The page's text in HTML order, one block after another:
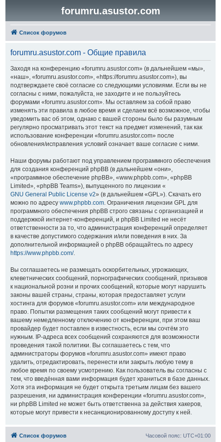
forumru.asustor.com
Список форумов
forumru.asustor.com - Общие правила
Заходя на конференцию «forumru.asustor.com» (в дальнейшем «мы»,
«наш», «forumru.asustor.com», «https://forumru.asustor.com»), вы
подтверждаете своё согласие со следующими условиями. Если вы не
согласны с ними, пожалуйста, не заходите и не пользуйтесь
форумами «forumru.asustor.com». Мы оставляем за собой право
изменять эти правила в любое время и сделаем всё возможное, чтобы
уведомить вас об этом, однако с вашей стороны было бы разумным
регулярно просматривать этот текст на предмет изменений, так как
использование конференции «forumru.asustor.com» после
обновления/исправления условий означает ваше согласие с ними.
Наши форумы работают под управлением программного обеспечения
для создания конференций phpBB (в дальнейшем «они»,
«программное обеспечение phpBB», «www.phpbb.com», «phpBB
Limited», «phpBB Teams»), выпущенного по лицензии «
GNU General Public License v2» (в дальнейшем «GPL»). Скачать его
можно по адресу www.phpbb.com. Ограничения лицензии GPL для
программного обеспечения phpBB строго связаны с организацией и
поддержкой интернет-конференций, и phpBB Limited не несёт
ответственности за то, что администрация конференций определяет
в качестве допустимого содержания и/или поведения в них. За
дополнительной информацией о phpBB обращайтесь по адресу
https://www.phpbb.com/.
Вы соглашаетесь не размещать оскорбительных, угрожающих,
клеветнических сообщений, порнографических сообщений, призывов
к национальной розни и прочих сообщений, которые могут нарушить
законы вашей страны, страны, которая предоставляет услуги
хостинга для форумов «forumru.asustor.com» или международное
право. Попытки размещения таких сообщений могут привести к
вашему немедленному отключению от конференции, при этом ваш
провайдер будет поставлен в известность, если мы сочтём это
нужным. IP-адреса всех сообщений сохраняются для возможности
проведения такой политики. Вы соглашаетесь с тем, что
администраторы форумов «forumru.asustor.com» имеют право
удалить, отредактировать, перенести или закрыть любую тему в
любое время по своему усмотрению. Как пользователь вы согласны с
тем, что введённая вами информация будет храниться в базе данных.
Хотя эта информация не будет открыта третьим лицам без вашего
разрешения, ни администрация конференции «forumru.asustor.com»,
ни phpBB Limited не может быть ответственна за действия хакеров,
которые могут привести к несанкционированному доступу к ней.
Список форумов Часовой пояс: UTC+01:00